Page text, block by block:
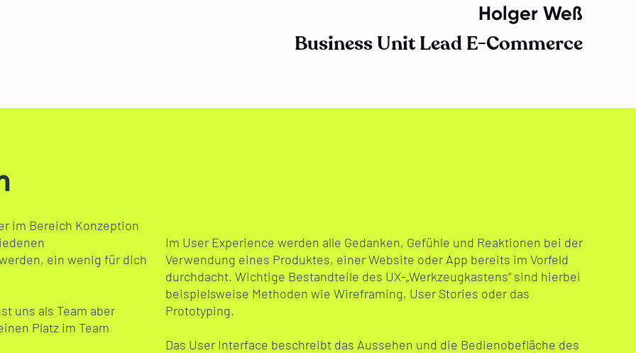
Holger Weß
Business Unit Lead E-Commerce
im Bereich Konzeption
ein wenig für dich
uns als Team aber
Platz im Team
Im User Experience werden alle Gedanken, Gefühle und Reaktionen bei der
Verwendung eines Produktes, einer Website oder App bereits im Vorfeld
durchdacht. Wichtige Bestandteile des UX-„Werkzeugkastens“ sind hierbei
beispielsweise Methoden wie Wireframing, User Stories oder das
Prototyping.
Das User Interface beschreibt das Aussehen und die Bedienobefläche des